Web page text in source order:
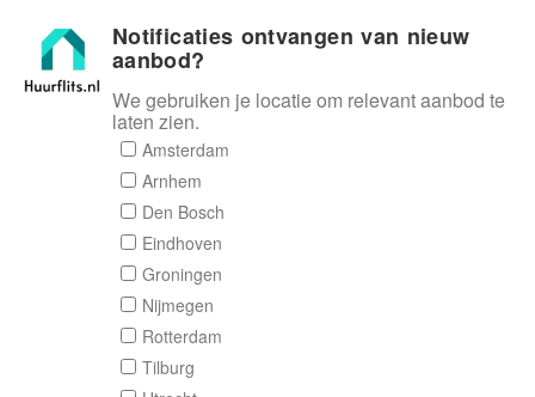
Huurflits
Notificaties ontvangen van nieuw
aanbod?
We gebruiken je locatie om relevant aanbod te
laten zien.
Amsterdam
Arnhem
Den Bosch
Eindhoven
Groningen
Nijmegen
Rotterdam
Tilburg